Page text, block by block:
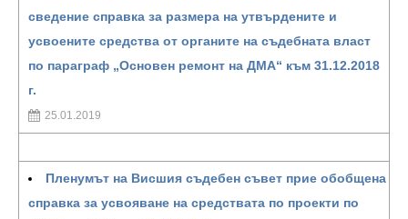
сведение справка за размера на утвърдените и
усвоените средства от органите на съдебната власт
по параграф „Основен ремонт на ДМА“ към 31.12.2018
г.
25.01.2019
Пленумът на Висшия съдебен съвет прие обобщена
справка за усвояване на средствата по проекти по